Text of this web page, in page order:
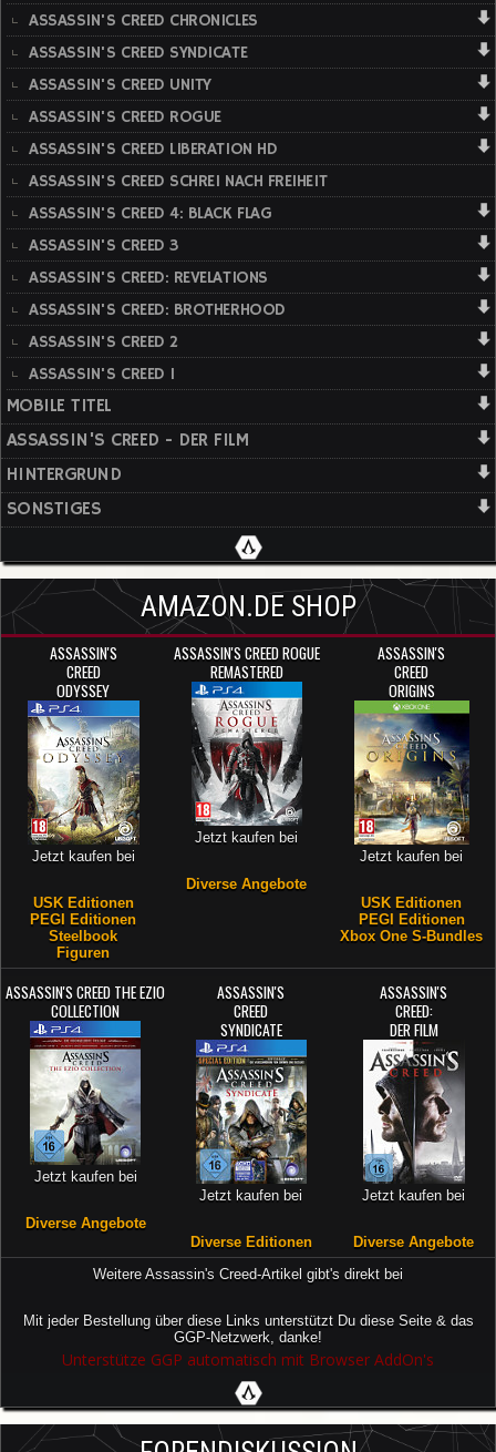
ASSASSIN'S CREED CHRONICLES
ASSASSIN'S CREED SYNDICATE
ASSASSIN'S CREED UNITY
ASSASSIN'S CREED ROGUE
ASSASSIN'S CREED LIBERATION HD
ASSASSIN'S CREED SCHREI NACH FREIHEIT
ASSASSIN'S CREED 4: BLACK FLAG
ASSASSIN'S CREED 3
ASSASSIN'S CREED: REVELATIONS
ASSASSIN'S CREED: BROTHERHOOD
ASSASSIN'S CREED 2
ASSASSIN'S CREED 1
MOBILE TITEL
ASSASSIN'S CREED - DER FILM
HINTERGRUND
SONSTIGES
AMAZON.DE SHOP
ASSASSIN'S
CREED
ODYSSEY
Jetzt kaufen bei
USK Editionen
PEGI Editionen
Steelbook
Figuren
ASSASSIN'S CREED ROGUE
REMASTERED
Jetzt kaufen bei
Diverse Angebote
ASSASSIN'S
CREED
ORIGINS
Jetzt kaufen bei
USK Editionen
PEGI Editionen
Xbox One S-Bundles
ASSASSIN'S CREED THE EZIO
COLLECTION
Jetzt kaufen bei
Diverse Angebote
ASSASSIN'S
CREED
SYNDICATE
Jetzt kaufen bei
Diverse Editionen
ASSASSIN'S
CREED:
DER FILM
Jetzt kaufen bei
Diverse Angebote
Weitere Assassin's Creed-Artikel gibt's direkt bei
Mit jeder Bestellung über diese Links unterstützt Du diese Seite & das
GGP-Netzwerk, danke!
Unterstütze GGP automatisch mit Browser AddOn's